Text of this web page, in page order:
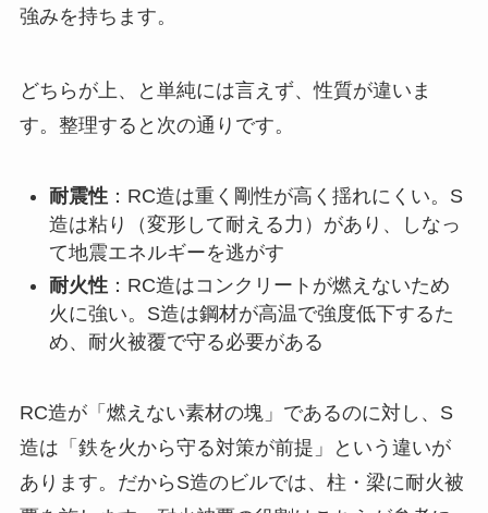
強みを持ちます。
どちらが上、と単純には言えず、性質が違いま
す。整理すると次の通りです。
耐震性：RC造は重く剛性が高く揺れにくい。S
造は粘り（変形して耐える力）があり、しなっ
て地震エネルギーを逃がす
耐火性：RC造はコンクリートが燃えないため
火に強い。S造は鋼材が高温で強度低下するた
め、耐火被覆で守る必要がある
RC造が「燃えない素材の塊」であるのに対し、S
造は「鉄を火から守る対策が前提」という違いが
あります。だからS造のビルでは、柱・梁に耐火被